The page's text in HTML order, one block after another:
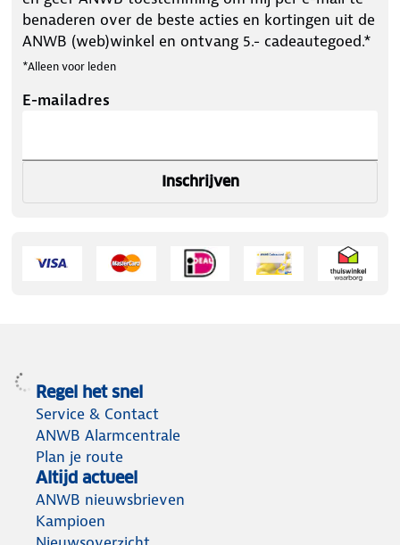
benaderen over de beste acties en kortingen uit de
ANWB (web)winkel en ontvang 5.- cadeautegoed.*
*Alleen voor leden
E-mailadres
Inschrijven
Regel het snel
Service & Contact
ANWB Alarmcentrale
Plan je route
Altijd actueel
ANWB nieuwsbrieven
Kampioen